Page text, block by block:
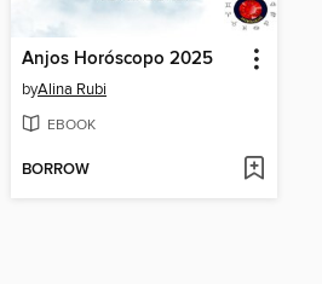
Anjos Horóscopo 2025
byAlina Rubi
EBOOK
BORROW